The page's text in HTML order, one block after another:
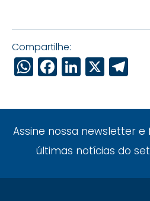
Compartilhe:
WhatsApp
Facebook
LinkedIn
X
Assine nossa newsletter
últimas notícias do